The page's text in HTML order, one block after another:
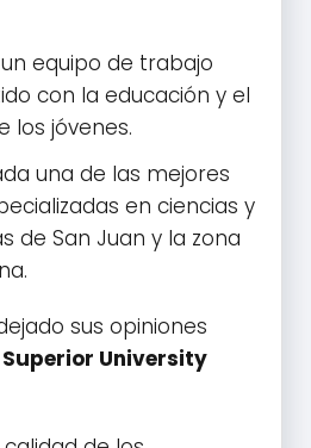
equipo de trabajo
con la educación y el
los jóvenes.
una de las mejores
en ciencias y
de San Juan y la zona
sus opiniones
Superior University